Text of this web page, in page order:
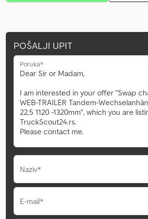
POŠALJI UPIT
Poruka*
Naziv*
E-mail*